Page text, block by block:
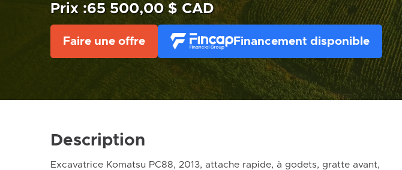
Prix :65 500,00 $ CAD
Faire une offre Financement disponible
Description
Excavatrice Komatsu PC88, 2013, attache rapide, à godets, gratte avant,